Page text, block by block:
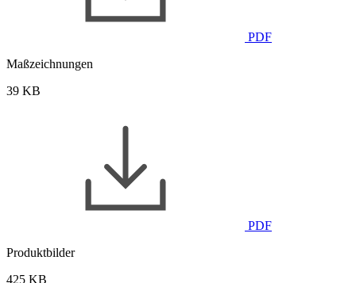
PDF
Maßzeichnungen
39 KB
PDF
Produktbilder
425 KB